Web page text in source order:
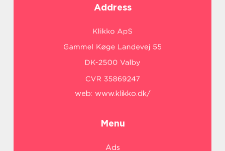
Address
web: www.klikko.dk/
Menu
Ads